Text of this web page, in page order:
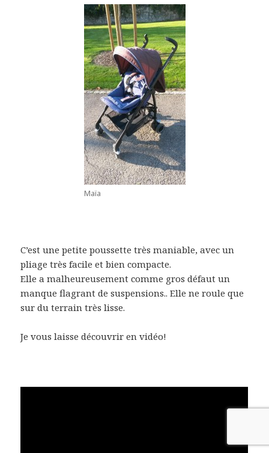
Maïa
C’est une petite poussette très maniable, avec un
pliage très facile et bien compacte.
Elle a malheureusement comme gros défaut un
manque flagrant de suspensions.. Elle ne roule que
sur du terrain très lisse.
Je vous laisse découvrir en vidéo!